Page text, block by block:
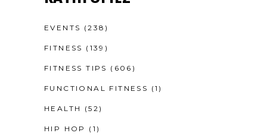
EVENTS (238)
FITNESS (139)
FITNESS TIPS (606)
FUNCTIONAL FITNESS (1)
HEALTH (52)
HIP HOP (1)